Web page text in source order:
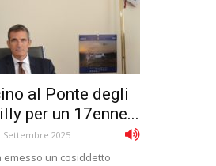
al Ponte degli
per un 17enne...
Settembre 2025
emesso un cosiddetto